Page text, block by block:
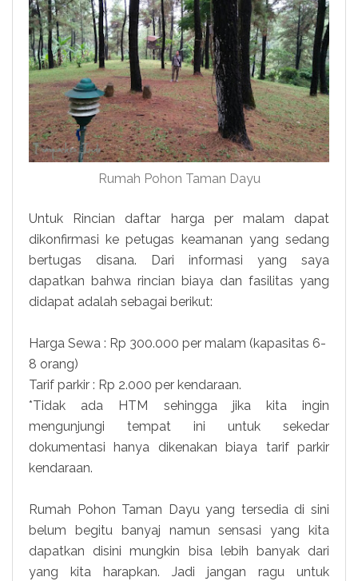
Rumah Pohon Taman Dayu
Untuk Rincian daftar harga per malam dapat
dikonfirmasi ke petugas keamanan yang sedang
bertugas disana. Dari informasi yang saya
dapatkan bahwa rincian biaya dan fasilitas yang
didapat adalah sebagai berikut:
Harga Sewa : Rp 300.000 per malam (kapasitas 6-
8 orang)
Tarif parkir : Rp 2.000 per kendaraan.
*Tidak ada HTM sehingga jika kita ingin
mengunjungi tempat ini untuk sekedar
dokumentasi hanya dikenakan biaya tarif parkir
kendaraan.
Rumah Pohon Taman Dayu yang tersedia di sini
belum begitu banyaj namun sensasi yang kita
dapatkan disini mungkin bisa lebih banyak dari
yang kita harapkan. Jadi jangan ragu untuk